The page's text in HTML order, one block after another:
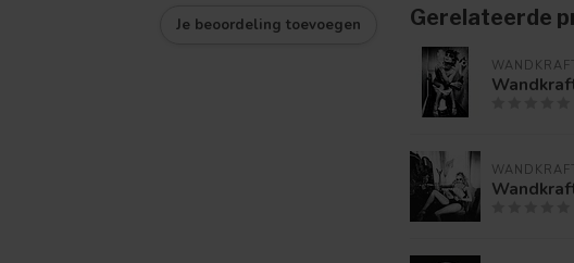
Je beoordeling toevoegen Gerelateerde